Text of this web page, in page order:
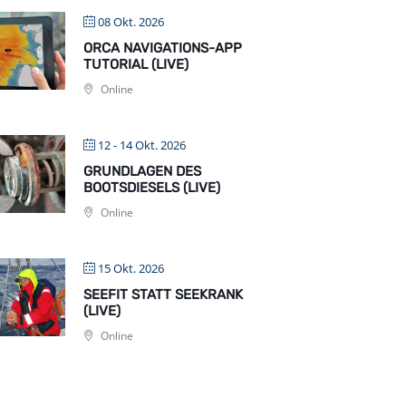
08 Okt. 2026
ORCA NAVIGATIONS-APP
TUTORIAL (LIVE)
Online
12 - 14 Okt. 2026
GRUNDLAGEN DES
BOOTSDIESELS (LIVE)
Online
15 Okt. 2026
SEEFIT STATT SEEKRANK
(LIVE)
Online